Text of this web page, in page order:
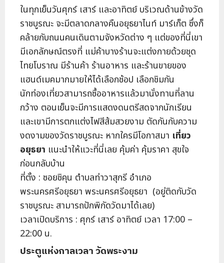
ในทุกเย็นวันศุกร์ เสาร์ และอาทิตย์ บริเวณด้านข้างวัด
ราชบูรณะ จะมีตลาดกลางคืนอยุธยาไนท์ มาร์เก็ต ซึ่งก็
คล้ายกับถนนคนเดินตามจังหวัดต่าง ๆ แต่ของที่นี่เขา
มีเอกลักษณ์ตรงที่ แม่ค้าบางร้านจะแต่งกายด้วยชุด
ไทยโบราณ มีร้านค้า ร้านอาหาร และร้านขายของ
แฮนด์เมคมากมายให้ได้เลือกช้อป เลือกชิมกัน
นักท่องเที่ยวสามารถซื้ออาหารแล้วมานั่งทานที่ลาน
กว้าง ตอนเย็นจะมีการแสดงดนตรีสดจากนักเรียน
และเขามีการตกแต่งไฟสีส้มสวยงาม ตัดกันกับความ
งดงามของวัดราชบูรณะ หากใครมีโอกาสมา เที่ยว
อยุธยา แนะนำให้แวะที่นี่เลย คุ้มค่า คุ้มราคา สุขใจ
ก่อนกลับบ้าน
ที่ตั้ง : ซอยชิคุน ตำบลท่าวาสุกรี อำเภอ
พระนครศรีอยุธยา พระนครศรีอยุธยา (อยู่ติดกับวัด
ราชบูรณะ สามารถปักพิกัดวัดมาได้เลย)
เวลาเปิดบริการ : ศุกร์ เสาร์ อาทิตย์ เวลา 17:00 –
22:00 น.
ประตูแห่งกาลเวลา วัดพระงาม